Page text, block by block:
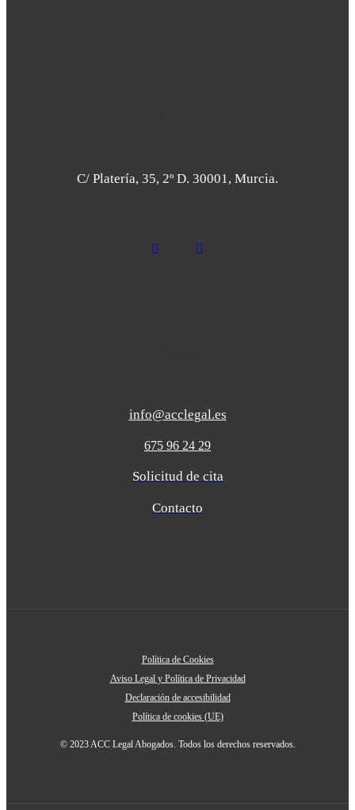
C/ Platería, 35, 2º D. 30001, Murcia.
info@acclegal.es
675 96 24 29
Solicitud de cita
Contacto
Política de Cookies
Aviso Legal y Política de Privacidad
Declaración de accesibilidad
Política de cookies (UE)
© 2023 ACC Legal Abogados. Todos los derechos reservados.